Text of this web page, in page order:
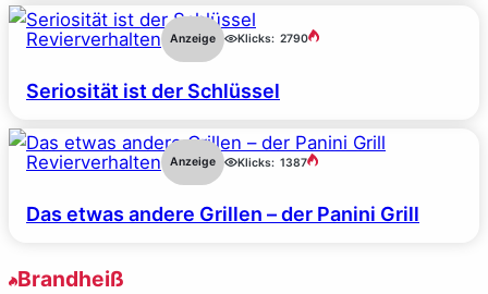
Revierverhalten Anzeige Klicks: 2790
Seriosität ist der Schlüssel
Revierverhalten Anzeige Klicks: 1387
Das etwas andere Grillen – der Panini Grill
Brandheiß